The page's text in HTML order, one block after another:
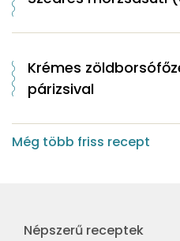
Krémes
párizsival
Még több friss recept
Népszerű receptek